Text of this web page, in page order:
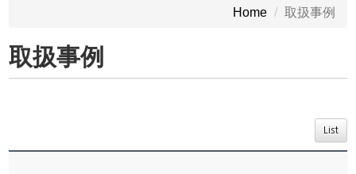
Home 取扱事例
取扱事例
List